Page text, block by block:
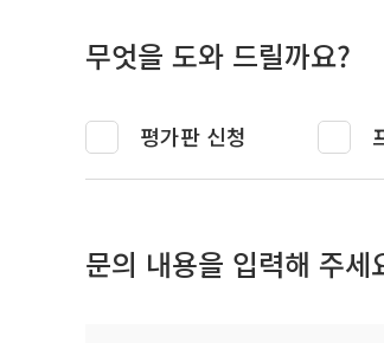
무엇을 도와 드릴까요?
평가판 신청
문의 내용을 입력해 주세